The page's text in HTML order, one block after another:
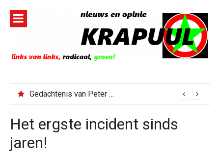
inhoud
Gedachtenis van Peter Faber
Het ergste incident sinds
jaren!